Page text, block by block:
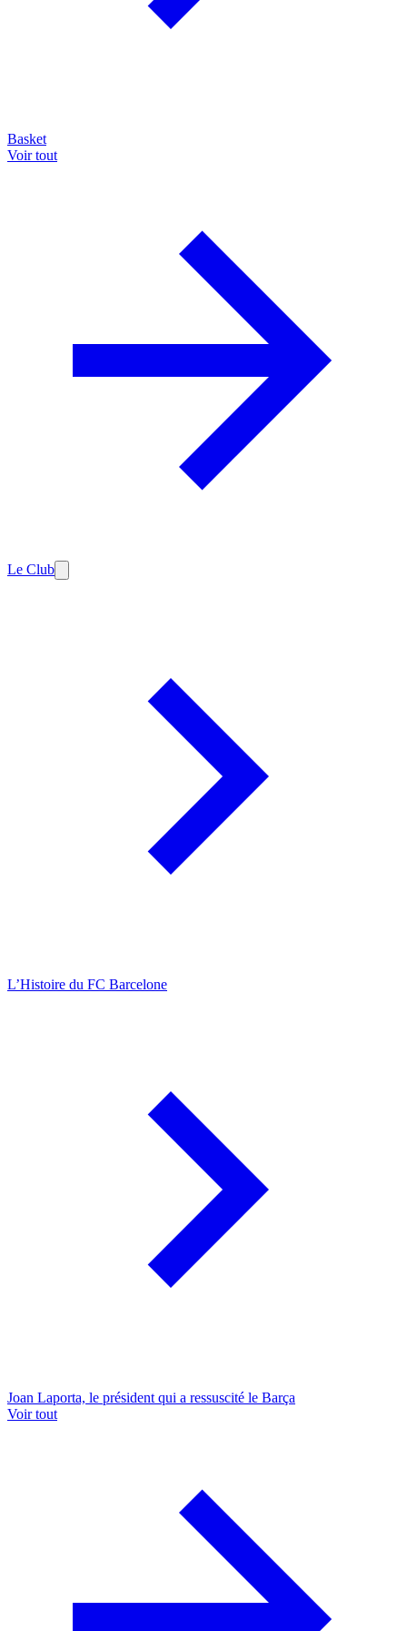
Basket
Voir tout
Le Club
L’Histoire du FC Barcelone
Joan Laporta, le président qui a ressuscité le Barça
Voir tout